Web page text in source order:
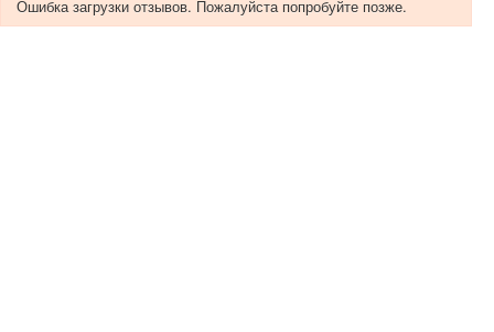
Ошибка загрузки отзывов. Пожалуйста попробуйте позже.